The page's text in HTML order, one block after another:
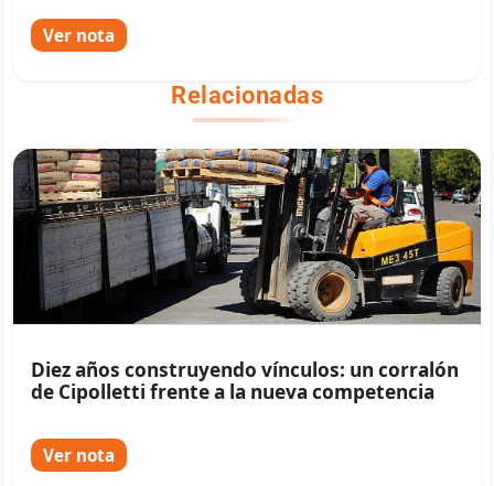
Ver nota
Relacionadas
Diez años construyendo vínculos: un corralón
de Cipolletti frente a la nueva competencia
Ver nota